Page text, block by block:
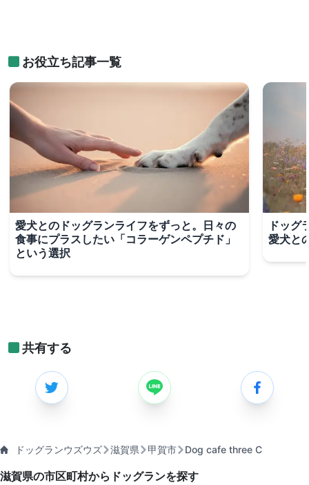
お役立ち記事一覧
愛犬とのドッグランライフをずっと。日々の
食事にプラスしたい「コラーゲンペプチド」
という選択
ドッグ
愛犬と
共有する
ドッグランウズウズ 滋賀県 甲賀市 Dog cafe three C
滋賀県の市区町村からドッグランを探す